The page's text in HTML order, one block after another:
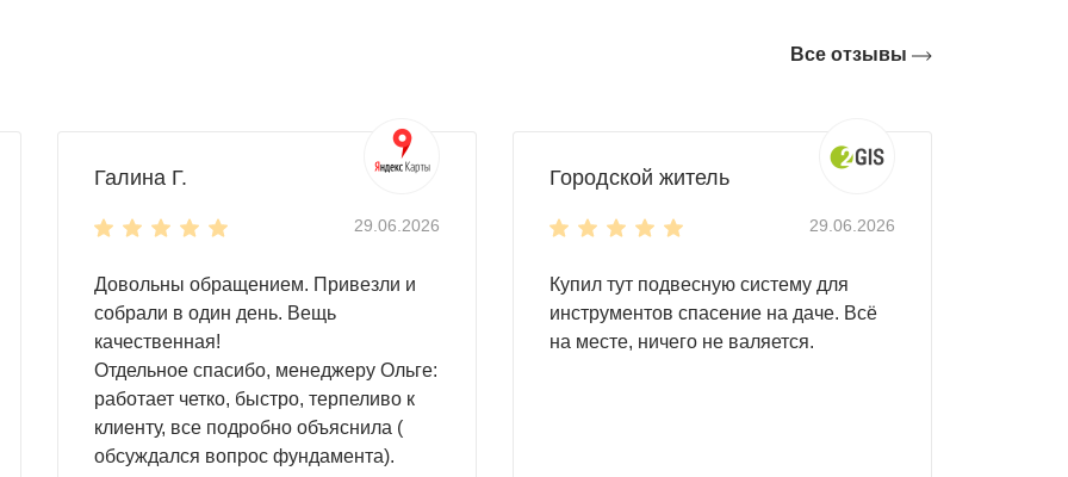
модели: в линейке Skoggy представлены сооружения длиной до 6 м. Что касается крыши, она может
на свое усмотрение!
гаража. В этом случае лучше выбрать усиленную конструкцию, которая защитит хозблок от
много имущества в нем поместится. Вы сможете хранить здесь:
Все отзывы
Галина Г.
29.06.2026
Довольны обращением. Привезли и
собрали в один день. Вещь
качественная!
Отдельное спасибо, менеджеру Ольге:
работает четко, быстро, терпеливо к
клиенту, все подробно объяснила (
обсуждался вопрос фундамента).
Городской житель
29.06.2026
Купил тут подвесную систему для
инструментов спасение на даче. Всё
на месте, ничего не валяется.